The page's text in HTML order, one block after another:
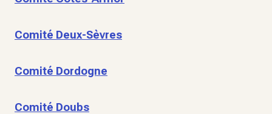
Comité Deux-Sèvres
Comité Dordogne
Comité Doubs